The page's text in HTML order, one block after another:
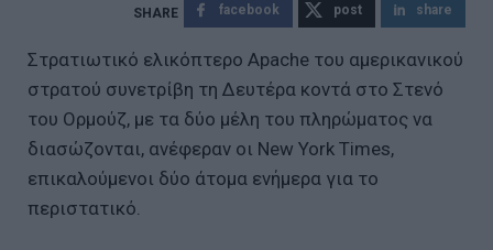
facebook post share
Στρατιωτικό ελικόπτερο Apache του αμερικανικού
στρατού συνετρίβη τη Δευτέρα κοντά στο Στενό
του Ορμούζ, με τα δύο μέλη του πληρώματος να
διασώζονται, ανέφεραν οι New York Times,
επικαλούμενοι δύο άτομα ενήμερα για το
περιστατικό.